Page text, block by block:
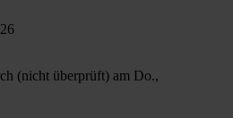
(nicht überprüft) am Do.,